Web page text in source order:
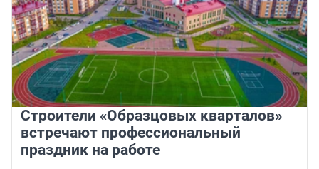
Строители «Образцовых кварталов»
встречают профессиональный
праздник на работе